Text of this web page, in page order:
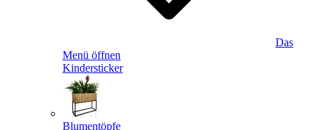
Das
Menü öffnen
Kindersticker
Blumentöpfe